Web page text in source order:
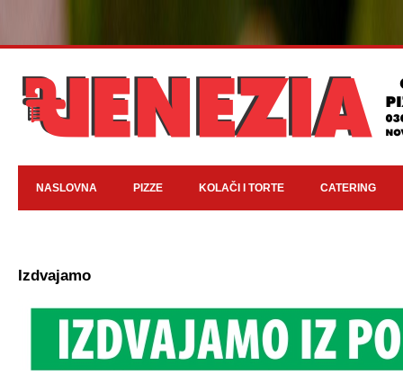
NASLOVNA PIZZE KOLAČI I TORTE CATERING
Izdvajamo